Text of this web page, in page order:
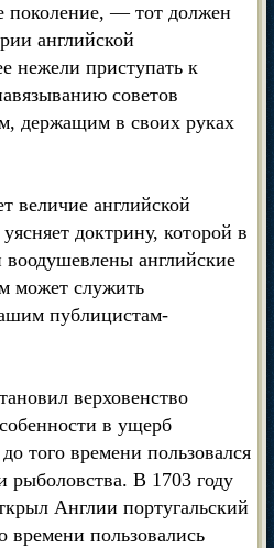
поколение, — тот должен
английской
нежели приступать к
советов
держащим в своих руках
величие английской
доктрину, которой в
воодушевлены английские
может служить
публицистам-
верховенство
в ущерб
того времени пользовался
рыболовства. В 1703 году
Англии португальский
времени пользовались